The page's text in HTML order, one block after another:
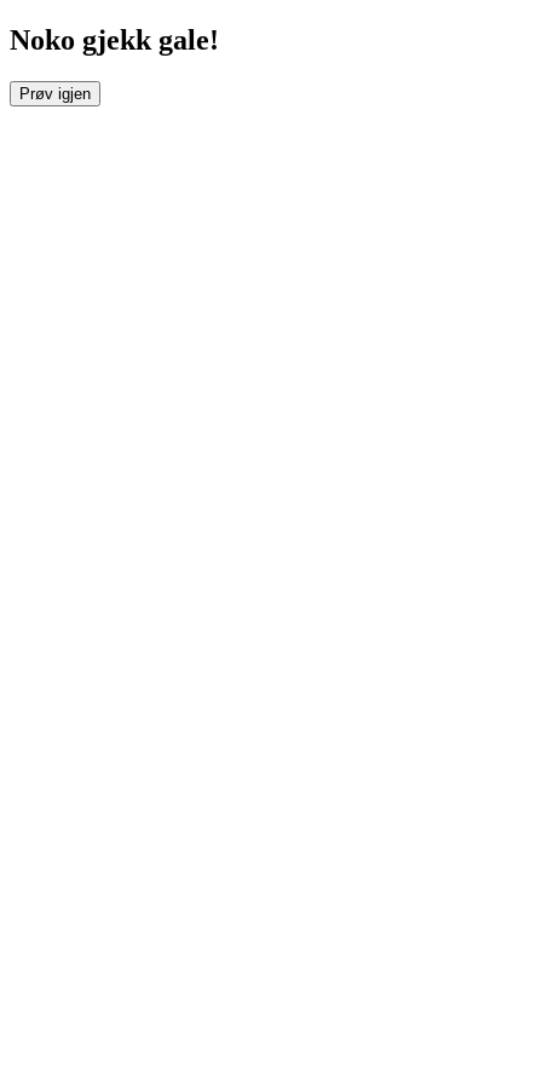
Noko gjekk gale!
Prøv igjen